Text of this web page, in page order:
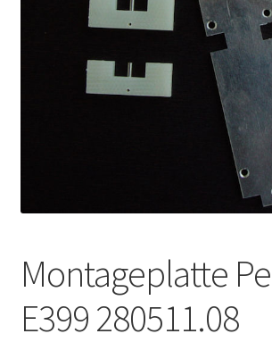
Montageplatte
E399 280511.08